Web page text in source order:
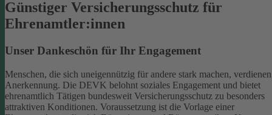
Günstiger Versicherungsschutz für
Ehrenamtler:innen
Unser Dankeschön für Ihr Engagement
Menschen, die sich uneigennützig für andere stark machen, verdienen
Anerkennung. Die DEVK belohnt soziales Engagement und bietet
ehrenamtlich Tätigen bundesweit Versicherungsschutz zu besonders
attraktiven Konditionen. Voraussetzung ist die Vorlage einer